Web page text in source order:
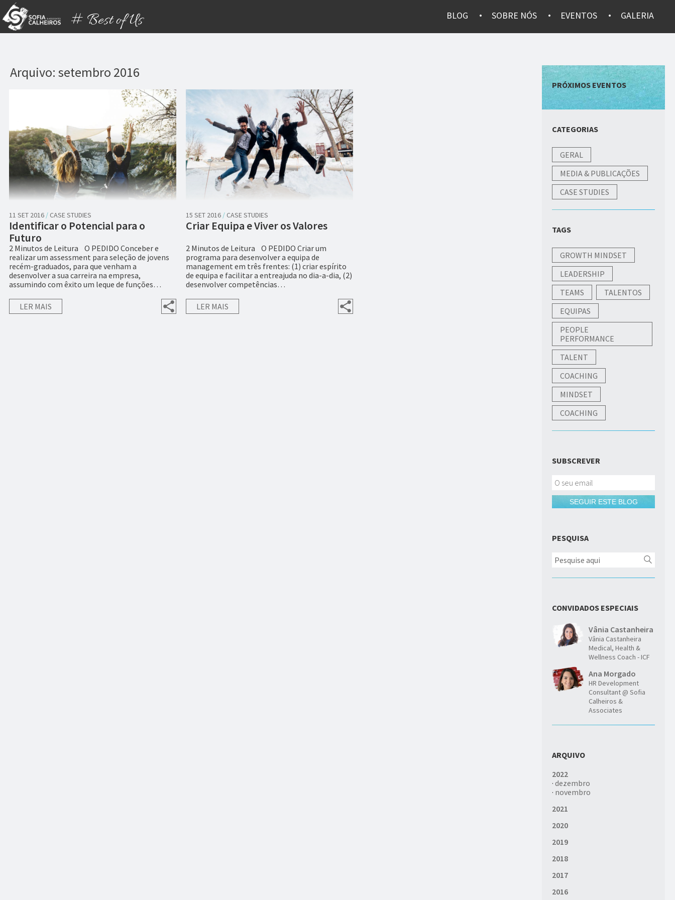
# Best of Us BLOG SOBRE NÓS EVENTOS GALERIA
Arquivo: setembro 2016
11 SET 2016 / CASE STUDIES
Identificar o Potencial para o
Futuro
2 Minutos de Leitura O PEDIDO Conceber e
realizar um assessment para seleção de jovens
recém-graduados, para que venham a
desenvolver a sua carreira na empresa,
assumindo com êxito um leque de funções…
LER MAIS
15 SET 2016 / CASE STUDIES
Criar Equipa e Viver os Valores
2 Minutos de Leitura O PEDIDO Criar um
programa para desenvolver a equipa de
management em três frentes: (1) criar espírito
de equipa e facilitar a entreajuda no dia-a-dia, (2)
desenvolver competências…
LER MAIS
PRÓXIMOS EVENTOS
CATEGORIAS
GERAL
MEDIA & PUBLICAÇÕES
CASE STUDIES
TAGS
GROWTH MINDSET
LEADERSHIP
TEAMS
TALENTOS
EQUIPAS
PEOPLE
PERFORMANCE
TALENT
COACHING
MINDSET
COACHING
SUBSCREVER
SEGUIR ESTE BLOG
PESQUISA
CONVIDADOS ESPECIAIS
Vânia Castanheira
Vânia Castanheira
Medical, Health &
Wellness Coach - ICF
Ana Morgado
HR Development
Consultant @ Sofia
Calheiros &
Associates
ARQUIVO
2022
·dezembro
· novembro
2021
2020
2019
2018
2017
2016